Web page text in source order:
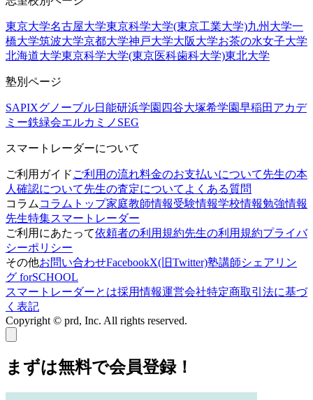
東京大学名古屋大学東京科学大学(東京工業大学)九州大学一
橋大学筑波大学京都大学神戸大学大阪大学お茶の水女子大学
北海道大学東京科学大学(東京医科歯科大学)東北大学
塾別ページ
SAPIXグノーブル日能研浜学園 四谷大塚希学園早稲田アカデ
ミー鉄緑会エルカミノ SEG
スマートレーダーについて
ご利用ガイド ご利用の流れ料金のお支払いについて先生の本
人確認について先生の査定について よくある質問
コラム コラムトップ家庭教師情報受験情報学校情報勉強情報
先生特集スマートレーダー
ご利用にあたって依頼者の利用規約先生の利用規約プライバ
シーポリシー
その他お問い合わせFacebookX(旧Twitter)塾講師シェアリン
グ forSCHOOL
スマートレーダーとは採用情報運営会社特定商取引法に基づ
く表記
Copyright © prd, Inc. All rights reserved.
まずは無料で会員登録！